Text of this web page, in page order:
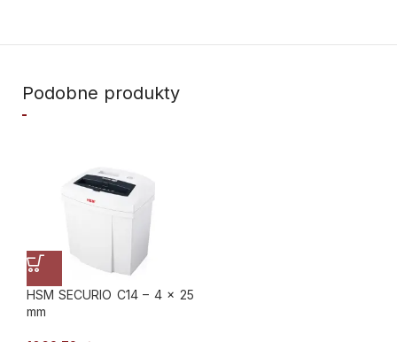
Podobne produkty
HSM SECURIO C14 – 4 x 25
mm